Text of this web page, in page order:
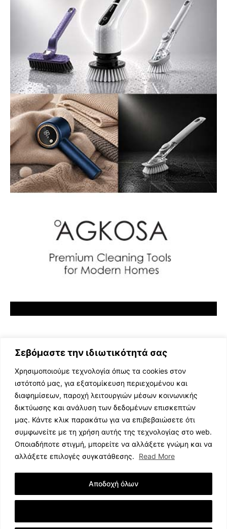
Σεβόμαστε την ιδιωτικότητά σας
Χρησιμοποιούμε τεχνολογία όπως τα cookies στον
ιστότοπό μας, για εξατομίκευση περιεχομένου και
διαφημίσεων, παροχή λειτουργιών μέσων κοινωνικής
δικτύωσης και ανάλυση των δεδομένων επισκεπτών
μας. Κάντε κλικ παρακάτω για να επιβεβαιώσετε ότι
συμφωνείτε με τη χρήση αυτής της τεχνολογίας στο web.
Οποιαδήποτε στιγμή, μπορείτε να αλλάξετε γνώμη και να
αλλάξετε επιλογές συγκατάθεσης.
Read More
Αποδοχή όλων
ΕΛΛΗΝΙΚΗ ΜΟΥΣΙΚΗ
TV SHOWS
EVENTS
ΘΕΑΤΡΟ
ΔΙΑΓΩΝΙΣΜΟΙ
STOA CULTURA
ΣΥΝΕΝΤΕΥΞΕΙΣ